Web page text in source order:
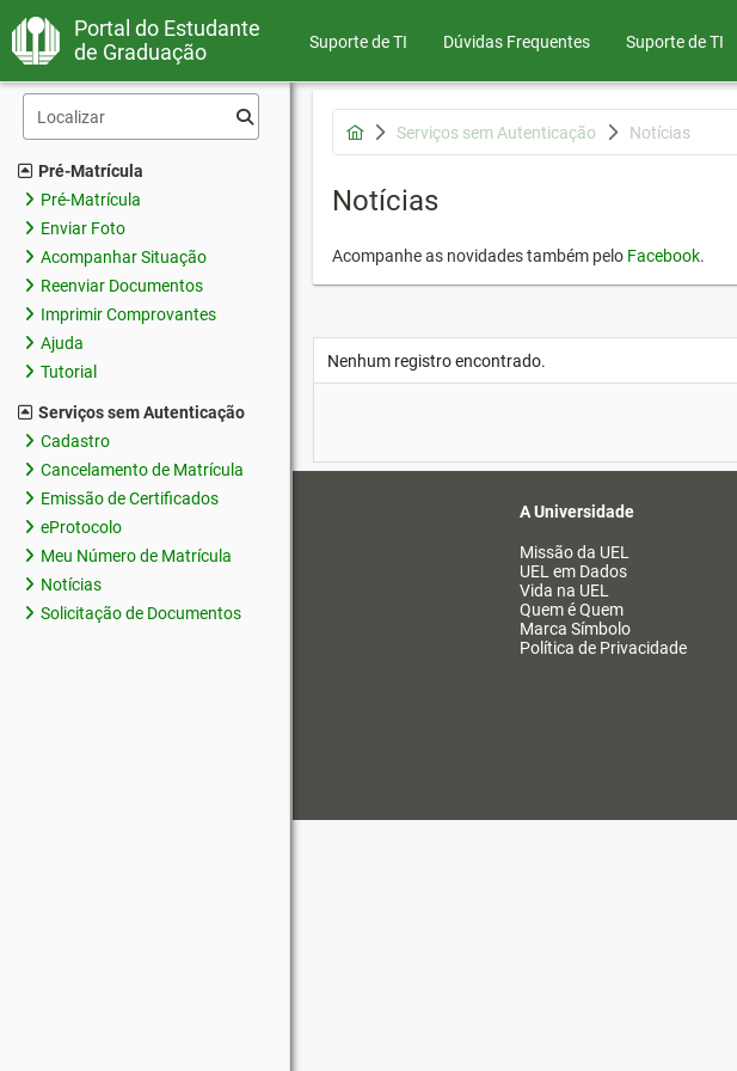
Portal do Estudante
de Graduação
Suporte de TI Dúvidas Frequentes Suporte de TI
Pré-Matrícula
Pré-Matrícula
Enviar Foto
Acompanhar Situação
Reenviar Documentos
Imprimir Comprovantes
Ajuda
Tutorial
Serviços sem Autenticação
Cadastro
Cancelamento de Matrícula
Emissão de Certificados
eProtocolo
Meu Número de Matrícula
Notícias
Solicitação de Documentos
Serviços sem Autenticação Notícias
Notícias
Acompanhe as novidades também pelo Facebook.
Nenhum registro encontrado.
A Universidade
Missão da UEL
UEL em Dados
Vida na UEL
Quem é Quem
Marca Símbolo
Política de Privacidade